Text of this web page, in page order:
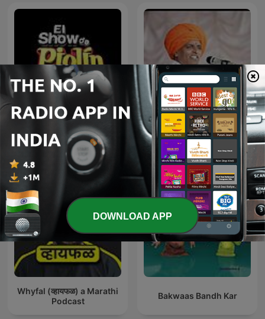
El Show De Piolín इंदुरीकर महाराज
Whyfal (व्हायफळ) a Marathi
Podcast
Bakwaas Bandh Kar
DOWNLOAD APP